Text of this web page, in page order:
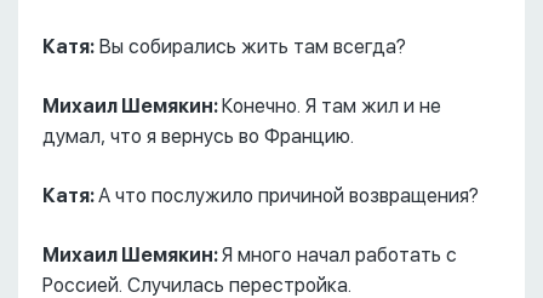
Катя: Вы собирались жить там всегда?
Михаил Шемякин:Конечно. Я там жил и не
думал, что я вернусь во Францию.
Катя:А что послужило причиной возвращения?
Михаил Шемякин:Я много начал работать с
Россией. Случилась перестройка.